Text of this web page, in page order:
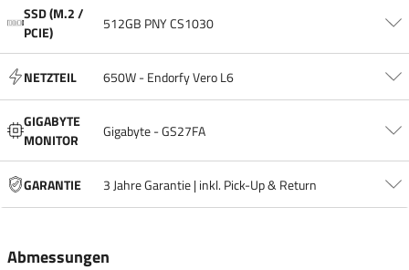
SSD (M.2 /
PCIE)
512GB PNY CS1030
NETZTEIL 650W - Endorfy Vero L6
GIGABYTE
MONITOR
Gigabyte - GS27FA
GARANTIE 3 Jahre Garantie | inkl. Pick-Up & Return
Abmessungen